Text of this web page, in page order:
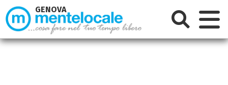
GENOVA